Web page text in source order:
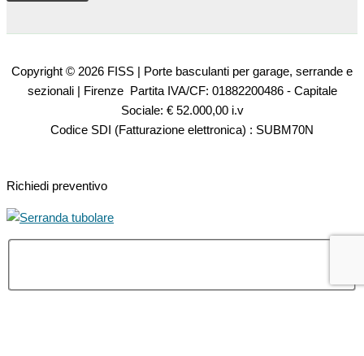
Copyright © 2026 FISS | Porte basculanti per garage, serrande e
sezionali | Firenze Partita IVA/CF: 01882200486 - Capitale
Sociale: € 52.000,00 i.v
Codice SDI (Fatturazione elettronica) : SUBM70N
Richiedi preventivo